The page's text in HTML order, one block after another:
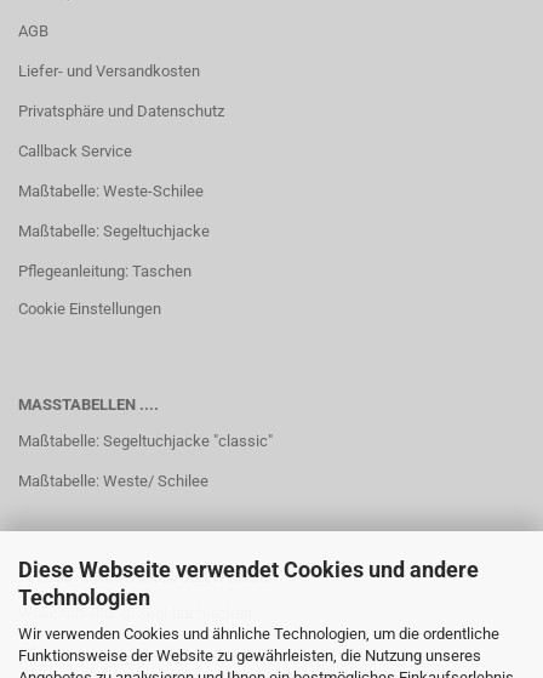
Diese Webseite verwendet Cookies und andere
Technologien
Wir verwenden Cookies und ähnliche Technologien, um die ordentliche
Funktionsweise der Website zu gewährleisten, die Nutzung unseres
AGB
Liefer- und Versandkosten
Privatsphäre und Datenschutz
Callback Service
Maßtabelle: Weste-Schilee
Maßtabelle: Segeltuchjacke
Pflegeanleitung: Taschen
Cookie Einstellungen
MASSTABELLEN ....
Maßtabelle: Segeltuchjacke "classic"
Maßtabelle: Weste/ Schilee
PFLEGE- UND WASCHANLEITUNGEN
Waschanleitung: Segeltuchjacken
Pflegeanleitung: Taschen